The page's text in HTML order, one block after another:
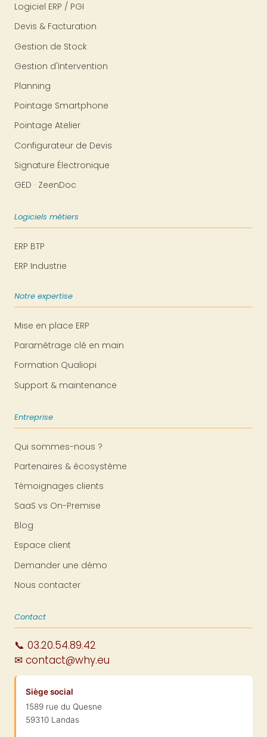
Logiciel ERP / PGI
Devis & Facturation
Gestion de Stock
Gestion d'Intervention
Planning
Pointage Smartphone
Pointage Atelier
Configurateur de Devis
Signature Électronique
GED · ZeenDoc
Logiciels métiers
ERP BTP
ERP Industrie
Notre expertise
Mise en place ERP
Paramétrage clé en main
Formation Qualiopi
Support & maintenance
Entreprise
Qui sommes-nous ?
Partenaires & écosystème
Témoignages clients
SaaS vs On-Premise
Blog
Espace client
Demander une démo
Nous contacter
Contact
📞 03.20.54.89.42
✉ contact@why.eu
Siège social
1589 rue du Quesne
59310 Landas